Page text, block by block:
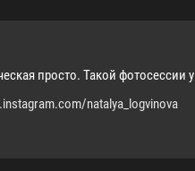
просто. Такой
natalya_logvinova